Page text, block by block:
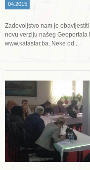
04.2015
Zadovoljstvo nam je
novu verziju našeg Geoportala
www.katastar.ba. Neke od...